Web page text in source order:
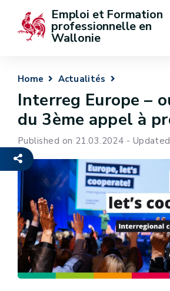
Emploi et Formation
professionnelle en
Wallonie
Home Actualités
Interreg Europe –
du 3ème appel à
Published on 21.03.2024 -